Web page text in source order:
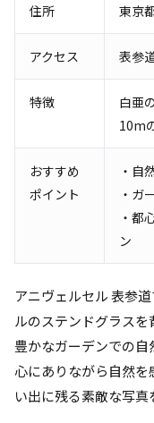
住所 東京
アクセス 表参
特徴
白亜
10m
おすすめ
ポイント
・自
・ガ
・都
ン
アニヴェルセル 表参
ルのステンドグラス
豊かなガーデンでの
心にありながら自然
い出に残る素敵な写真